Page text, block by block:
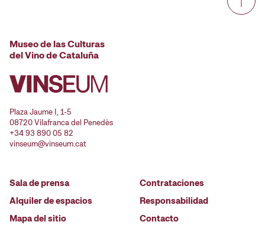
Museo de las Culturas
del Vino de Cataluña
Plaza Jaume I, 1-5
08720 Vilafranca del Penedès
+34 93 890 05 82
vinseum@vinseum.cat
Sala de prensa
Alquiler de espacios
Mapa del sitio
Contrataciones
Responsabilidad
Contacto